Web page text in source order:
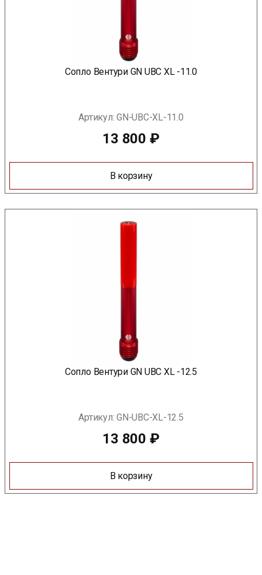
Сопло Вентури GN UBC XL -11.0
Артикул:GN-UBC-XL-11.0
13 800 ₽
В корзину
Сопло Вентури GN UBC XL -12.5
Артикул:GN-UBC-XL-12.5
13 800 ₽
В корзину